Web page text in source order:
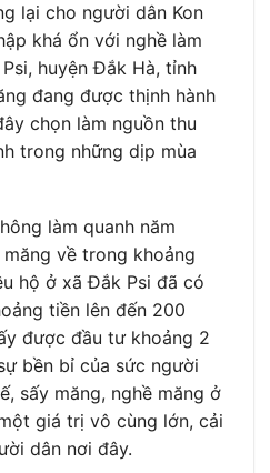
lại cho người dân Kon
khá ổn với nghề làm
huyện Đắk Hà, tỉnh
đang được thịnh hành
chọn làm nguồn thu
trong những dịp mùa
làm quanh năm
về trong khoảng
hộ ở xã Đắk Psi đã có
tiền lên đến 200
được đầu tư khoảng 2
bền bỉ của sức người
sấy măng, nghề măng ở
giá trị vô cùng lớn, cải
dân nơi đây.